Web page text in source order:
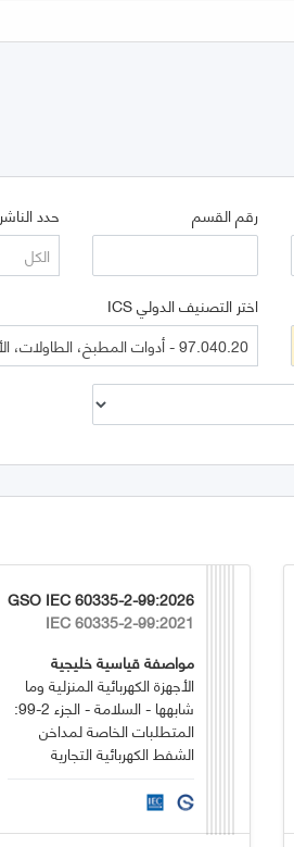
رقم القسم
حدد الناشر
الكل
اختر التصنيف الدولي ICS
97.040.20 - أدوات المطبخ، الطاولات، الأفران والأجهزة الأخرى المماثلة
GSO IEC 60335-2-99:2026
IEC 60335-2-99:2021
مواصفة قياسية خليجية
الأجهزة الكهربائية المنزلية وما
شابهها - السلامة - الجزء 2-99:
المتطلبات الخاصة لمداخن
الشفط الكهربائية التجارية